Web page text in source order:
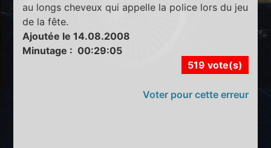
au longs cheveux qui appelle la police lors du jeu
de la fête.
Ajoutée le 14.08.2008
Minutage : 00:29:05
519 vote(s)
Voter pour cette erreur